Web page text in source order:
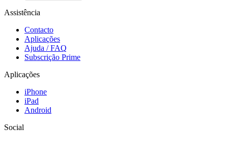
Assistência
Contacto
Aplicações
Ajuda / FAQ
Subscrição Prime
Aplicações
iPhone
iPad
Android
Social